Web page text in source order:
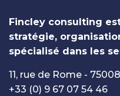
Fincley consulting
stratégie,
spécialisé dans les
11, rue de Rome -
+33 (0) 9 67 07 54 46